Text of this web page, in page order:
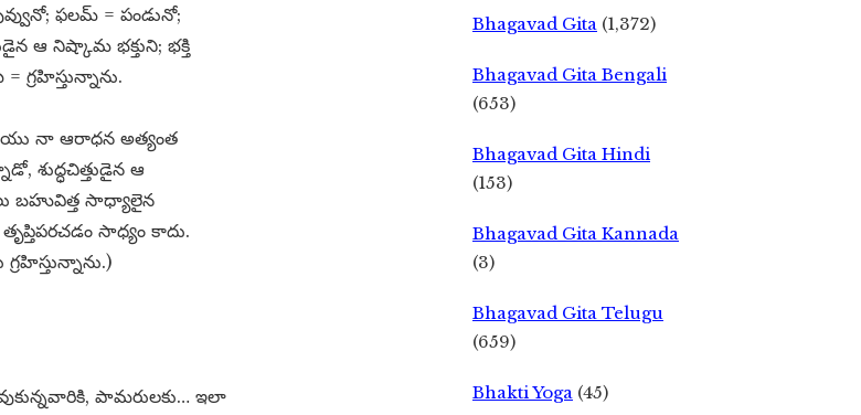
ఫలమ్​ = పండునో;
ఆ నిష్కామ భక్తుని; భక్తి
నా ఆరాధన అత్యంత
శుద్ధచిత్తుడైన ఆ
బహువిత్త సాధ్యాలైన
సాధ్యం కాదు.
పామరులకు… ఇలా
Bhagavad Gita (1,372)
Bhagavad Gita Bengali
(653)
Bhagavad Gita Hindi
(153)
Bhagavad Gita Kannada
(3)
Bhagavad Gita Telugu
(659)
Bhakti Yoga (45)